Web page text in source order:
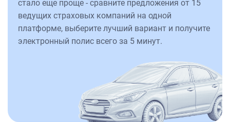
стало еще проще - сравните предложения от 15
ведущих страховых компаний на одной
платформе, выберите лучший вариант и получите
электронный полис всего за 5 минут.